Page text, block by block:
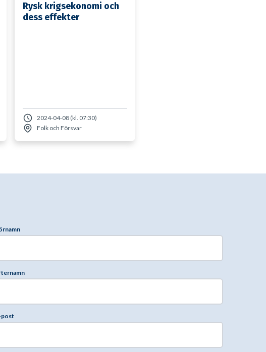
Rysk krigsekonomi och
dess effekter
2024-04-08 (kl. 07:30)
Folk och Försvar
post